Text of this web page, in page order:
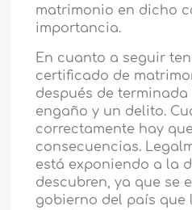
matrimonio en dicho
importancia.
En cuanto a seguir
certificado de
después de terminada
engaño y un delito.
correctamente hay
consecuencias.
está exponiendo a la
descubren, ya que se
gobierno del país que